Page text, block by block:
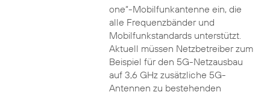
one“-Mobilfunkantenne ein, die
alle Frequenzbänder und
Mobilfunkstandards unterstützt.
Aktuell müssen Netzbetreiber zum
Beispiel für den 5G-Netzausbau
auf 3,6 GHz zusätzliche 5G-
Antennen zu bestehenden